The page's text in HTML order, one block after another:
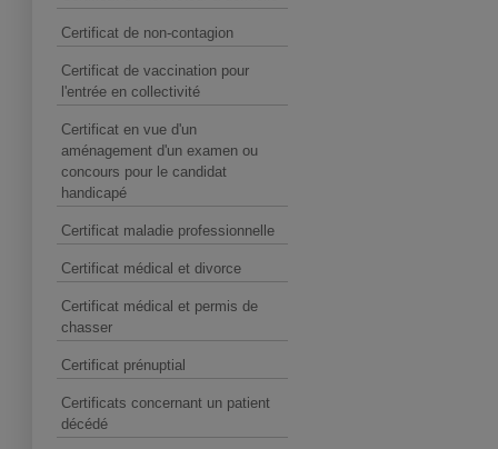
Certificat de non-contagion
Certificat de vaccination pour
l'entrée en collectivité
Certificat en vue d'un
aménagement d'un examen ou
concours pour le candidat
handicapé
Certificat maladie professionnelle
Certificat médical et divorce
Certificat médical et permis de
chasser
Certificat prénuptial
Certificats concernant un patient
décédé